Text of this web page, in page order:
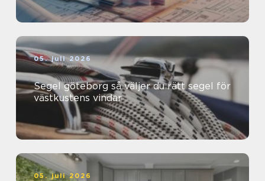
05. juli 2026
Segel göteborg så väljer du rätt segel för
västkustens vindar
05. juli 2026